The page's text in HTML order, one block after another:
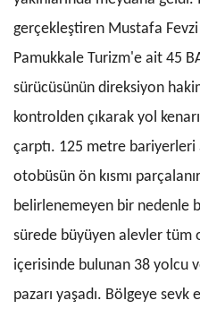
gerçekleştiren Mustafa
Pamukkale Turizm'e ait 45
sürücüsünün direksiyon
kontrolden çıkarak yol
çarptı. 125 metre
otobüsün ön kısmı
belirlenemeyen bir nedenle
sürede büyüyen alevler tüm
içerisinde bulunan 38 yolcu
pazarı yaşadı. Bölgeye